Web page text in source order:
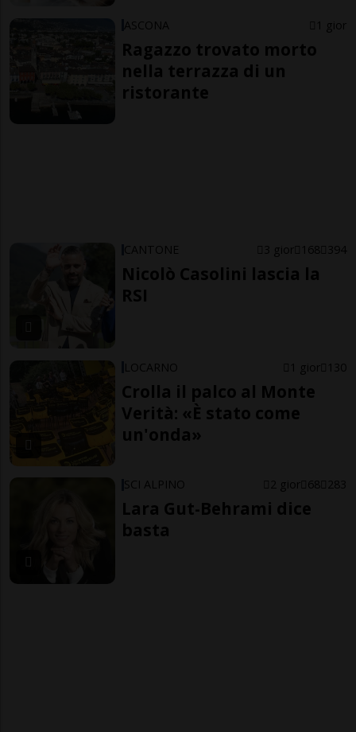
ASCONA 1 gior
Ragazzo trovato morto
nella terrazza di un
ristorante
CANTONE 3 gior 168 394
Nicolò Casolini lascia la
RSI
LOCARNO 1 gior 130
Crolla il palco al Monte
Verità: «È stato come
un'onda»
SCI ALPINO 2 gior 68 283
Lara Gut-Behrami dice
basta